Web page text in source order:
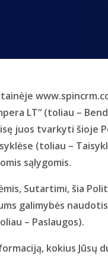
LT“ (toliau –
juos tvarkyti šioje
(toliau –
sąlygomis.
Sutartimi, šia
galimybės
– Paslaugos).
kokius Jūsų